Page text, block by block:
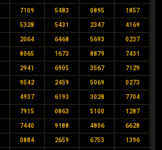
7109 5483 0895 1857
5328 5431 2347 4169
2064 6468 5693 0237
8065 1673 8879 7431
2941 6905 3567 7129
9542 2459 5069 0273
4937 6193 3028 7704
7915 0863 5100 1287
7440 9188 4806 6628
0884 2659 6753 1396